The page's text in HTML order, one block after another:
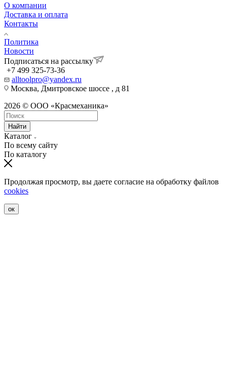
О компании
Доставка и оплата
Контакты
Политика
Новости
Подписаться на рассылку
+7 499 325-73-36
alltoolpro@yandex.ru
Москва, Дмитровское шоссе , д 81
2026 © ООО «Красмеханика»
Найти
Каталог
По всему сайту
По каталогу
Продолжая просмотр, вы даете согласие на обработку файлов
cookies
ок